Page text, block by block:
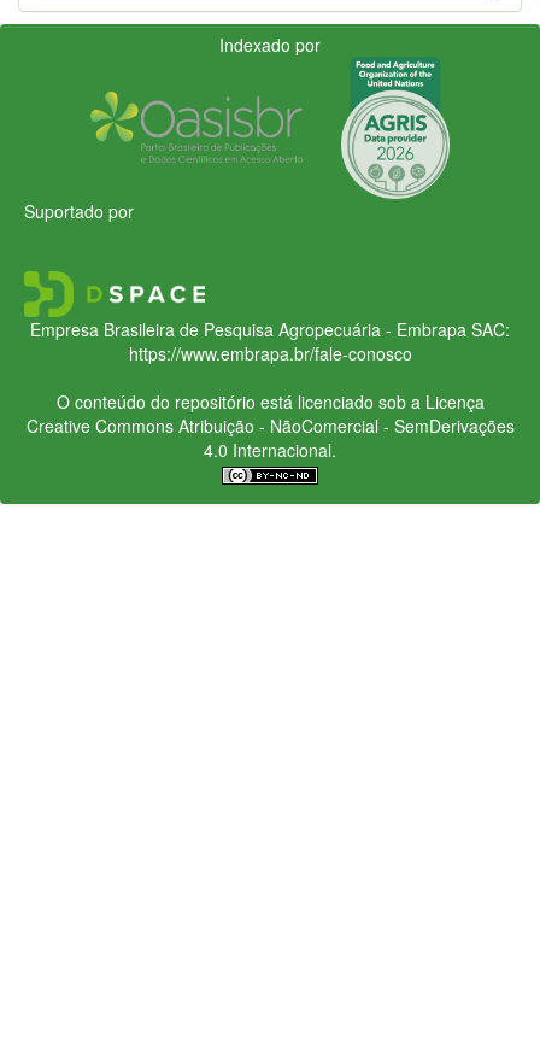
Indexado por
Suportado por
Empresa Brasileira de Pesquisa Agropecuária - Embrapa SAC:
https://www.embrapa.br/fale-conosco
O conteúdo do repositório está licenciado sob a Licença
Creative CommonsAtribuição - NãoComercial - SemDerivações
4.0 Internacional.